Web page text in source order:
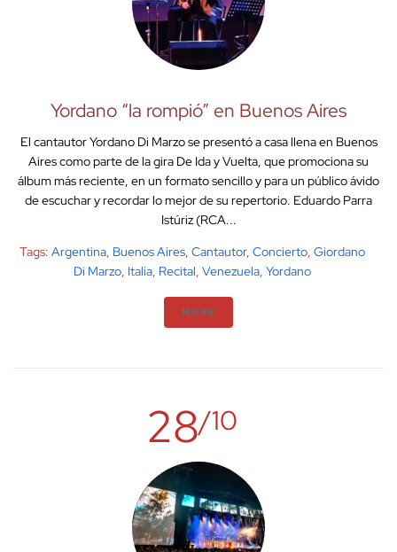
Yordano “la rompió” en Buenos Aires
El cantautor Yordano Di Marzo se presentó a casa llena en Buenos
Aires como parte de la gira De Ida y Vuelta, que promociona su
álbum más reciente, en un formato sencillo y para un público ávido
de escuchar y recordar lo mejor de su repertorio. Eduardo Parra
Istúriz (RCA...
Tags: Argentina, Buenos Aires, Cantautor, Concierto, Giordano
Di Marzo, Italia, Recital, Venezuela, Yordano
MORE
28/10